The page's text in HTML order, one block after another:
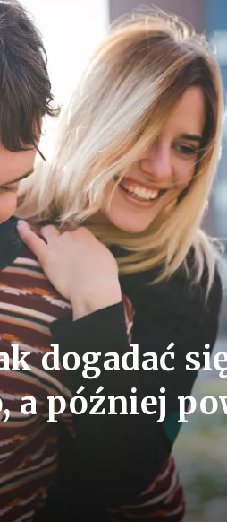
dogadać
a później